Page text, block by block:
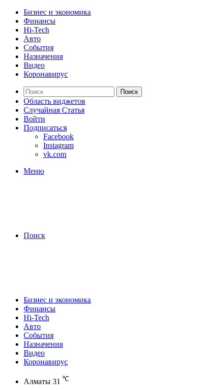
Бизнес и экономика
Финансы
Hi-Tech
Авто
События
Назначения
Видео
Коронавирус
Поиск
Область виджетов
Случайная Статья
Войти
Подписаться
Facebook
Instagram
vk.com
Меню
Поиск
Бизнес и экономика
Финансы
Hi-Tech
Авто
События
Назначения
Видео
Коронавирус
Алматы 31 ℃